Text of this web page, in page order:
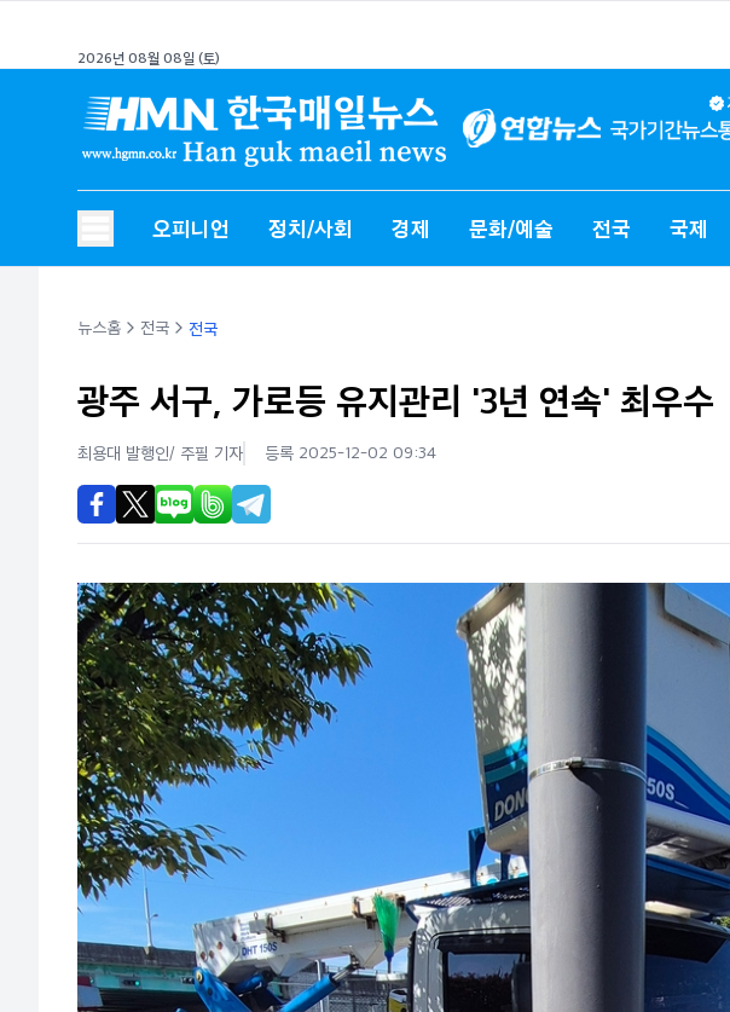
2026년 08월 08일 (토)
오피니언 정치/사회 경제 문화/예술 전국 국제
뉴스홈 전국 전국
광주 서구, 가로등 유지관리 '3년 연속' 최우수
최용대 발행인/ 주필 기자 등록 2025-12-02 09:34